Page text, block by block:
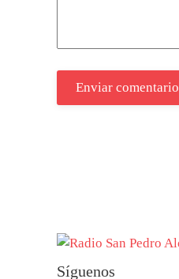
Enviar comentario
Síguenos